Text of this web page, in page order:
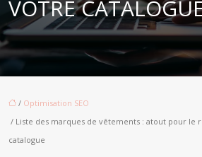
VOTRE
/ Optimisation SEO
/ Liste des marques de vêtements : atout pour le
catalogue